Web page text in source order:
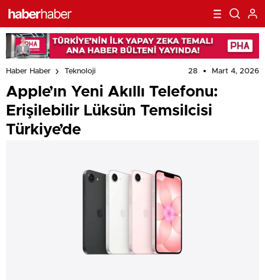
Haber Haber Teknoloji 28 Mart 4, 2026
Apple’ın Yeni Akıllı Telefonu:
Erişilebilir Lüksün Temsilcisi
Türkiye’de